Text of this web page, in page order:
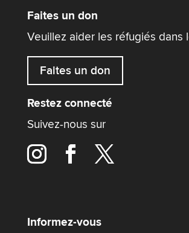
Faites un don
Veuillez aider les réfugiés dans
Faites un don
Restez connecté
Suivez-nous sur
Informez-vous